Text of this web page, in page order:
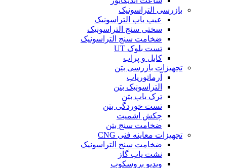
بازرسی التراسونیک
عیب یاب التراسونیک
سختی سنج التراسونیک
ضخامت سنج التراسونیک
تست بلوک UT
کابل و پراب
تجهیزات بازرسی بتن
آرماتوریاب
التراسونیک بتن
ترک یاب بتن
تست خوردگی بتن
چکش اشمیت
ضخامت سنج بتن
تجهیزات معاینه فنی CNG
ضخامت سنج التراسونیک
نشت یاب گاز
ویدیو بروسکوپ